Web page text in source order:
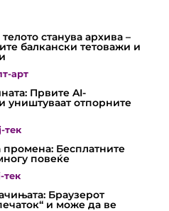
станува архива –
балкански тетоважи и
арт
Првите AI-
уништуваат отпорните
тек
промена: Бесплатните
повеќе
тек
Браузерот
и може да ве